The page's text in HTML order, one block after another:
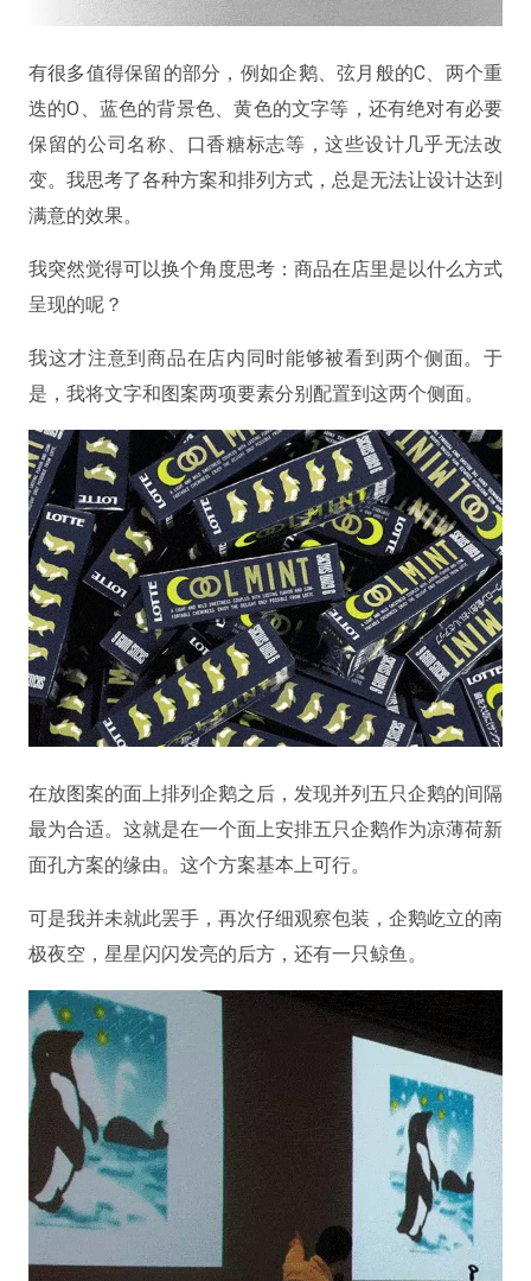
有很多值得保留的部分，例如企鹅、弦月般的C、两个重
迭的O、蓝色的背景色、黄色的文字等，还有绝对有必要
保留的公司名称、口香糖标志等，这些设计几乎无法改
变。我思考了各种方案和排列方式，总是无法让设计达到
满意的效果。
我突然觉得可以换个角度思考：商品在店里是以什么方式
呈现的呢？
我这才注意到商品在店内同时能够被看到两个侧面。于
是，我将文字和图案两项要素分别配置到这两个侧面。
在放图案的面上排列企鹅之后，发现并列五只企鹅的间隔
最为合适。这就是在一个面上安排五只企鹅作为凉薄荷新
面孔方案的缘由。这个方案基本上可行。
可是我并未就此罢手，再次仔细观察包装，企鹅屹立的南
极夜空，星星闪闪发亮的后方，还有一只鲸鱼。